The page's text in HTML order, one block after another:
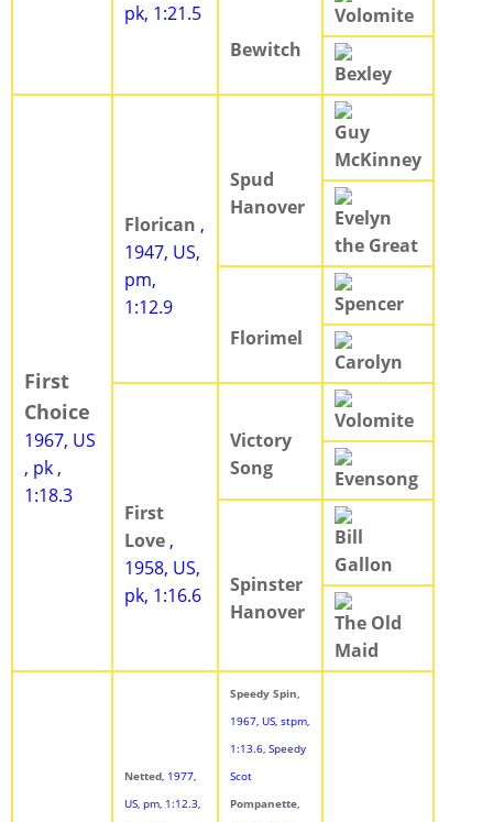
pk, 1:21.5
Bewitch
Volomite
Bexley
First
Choice
1967, US
, pk ,
1:18.3
Florican ,
1947, US,
pm,
1:12.9
Spud
Hanover
Guy
McKinney
Evelyn
the Great
Florimel
Spencer
Carolyn
First
Love ,
1958, US,
pk, 1:16.6
Victory
Song
Volomite
Evensong
Spinster
Hanover
Bill
Gallon
The Old
Maid
Netted, 1977,
US, pm, 1:12.3,
Speedy Spin,
1967, US, stpm,
1:13.6, Speedy
Scot
Pompanette,